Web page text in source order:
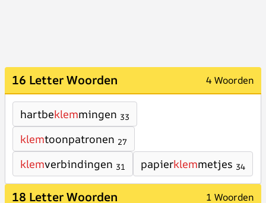
16 Letter Woorden 4 Woorden
hartbeklemmingen 33
klemtoonpatronen 27
klemverbindingen 31 papierklemmetjes 34
18 Letter Woorden 1 Woorden